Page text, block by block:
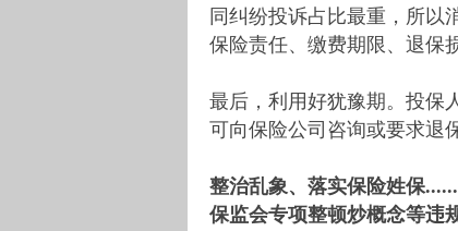
同纠纷投诉占比最重，所以
保险责任、缴费期限、退保
最后，利用好犹豫期。投保
可向保险公司咨询或要求退
整治乱象、落实保险姓保......
保监会专项整顿炒概念等违